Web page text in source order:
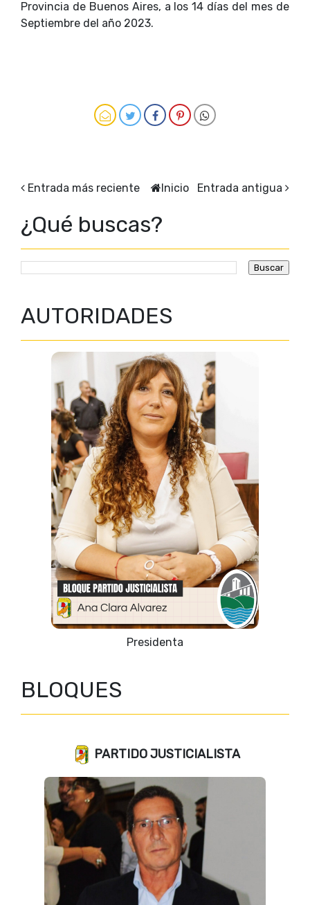
Provincia de Buenos Aires, a los 14 días del mes de
Septiembre del año 2023.
Entrada más reciente Entrada antigua
Inicio
¿Qué buscas?
AUTORIDADES
Vicepresidente 1º
BLOQUES
PARTIDO JUSTICIALISTA